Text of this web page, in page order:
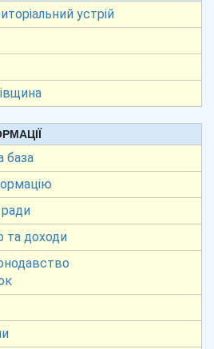
устрій
база
та доходи